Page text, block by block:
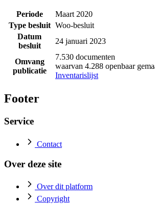
Periode
Maart 2020
Type besluit Woo-besluit
Datum
besluit
24 januari 2023
Omvang
publicatie
7.530 documenten
waarvan 4.288 openbaar
Inventarislijst
Footer
Service
Contact
Over deze site
Over dit platform
Copyright